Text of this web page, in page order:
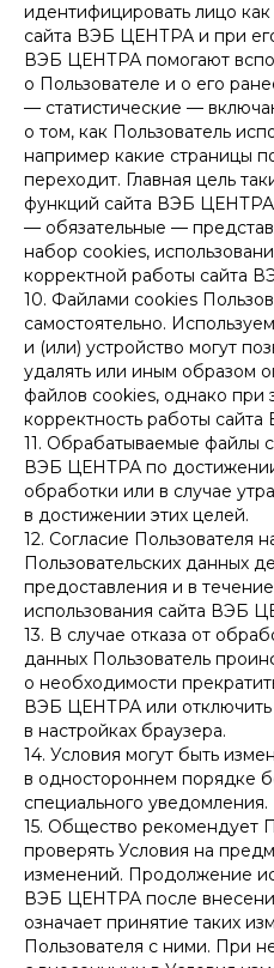
идентифицировать лицо
сайта ВЭБ ЦЕНТРА и при
ВЭБ ЦЕНТРА помогают
о Пользователе и о его
— статистические —
о том, как Пользователь
например какие страницы
переходит. Главная цель
функций сайта ВЭБ
— обязательные —
набор cookies,
корректной работы сайта
10. Файлами cookies
самостоятельно.
и (или) устройство могут
удалять или иным образом
файлов cookies, однако при
корректность работы
11. Обрабатываемые файлы
ВЭБ ЦЕНТРА по
обработки или в случае
в достижении этих целей.
12. Согласие Пользователя
Пользовательских данных
предоставления и в
использования сайта ВЭБ
13. В случае отказа от
данных Пользователь
о необходимости
ВЭБ ЦЕНТРА или
в настройках браузера.
14. Условия могут быть
в одностороннем порядке
специального уведомления.
15. Общество рекомендует
проверять Условия на
изменений. Продолжение
ВЭБ ЦЕНТРА после
означает принятие таких
Пользователя с ними. При